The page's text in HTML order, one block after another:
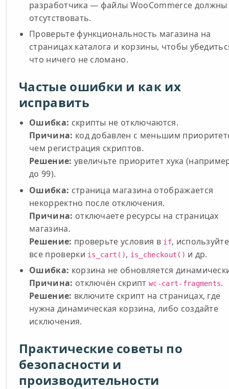
разработчика — файлы WooCommerce должны
отсутствовать.
Проверьте функциональность магазина на
страницах каталога и корзины, чтобы
что ничего не сломано.
Частые ошибки и как их
исправить
Ошибка: скрипты не отключаются.
Причина: код добавлен с меньшим
чем регистрация скриптов.
Решение: увеличьте приоритет хука
до 99).
Ошибка: страница магазина отображается
некорректно после отключения.
Причина: отключаете ресурсы на страницах
магазина.
Решение: проверьте условия в if, используйте
все проверки is_cart(), is_checkout() и др.
Ошибка: корзина не обновляется
Причина: отключён скриптwc-cart-fragments.
Решение: включите скрипт на страницах, где
нужна динамическая корзина, либо создайте
исключения.
Практические советы по
безопасности и
производительности